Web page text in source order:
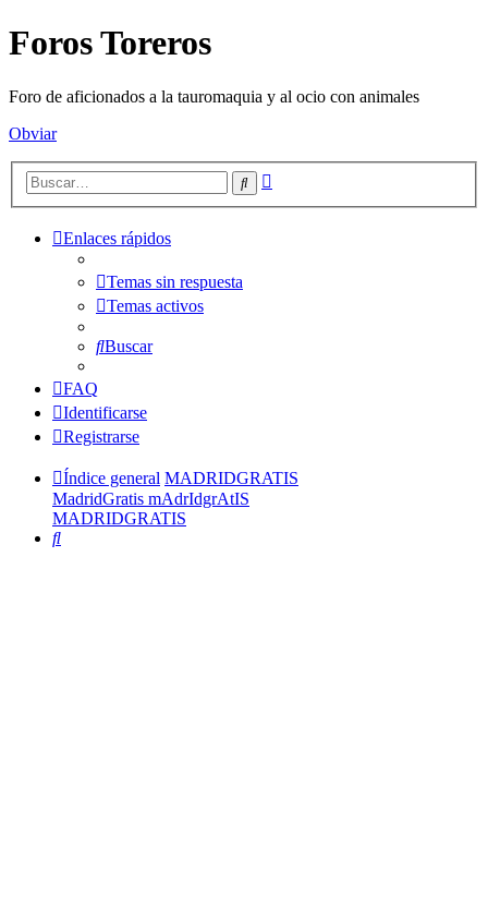
Foros Toreros
Foro de aficionados a la tauromaquia y al ocio con animales
Obviar
Buscar
Enlaces rápidos
Temas sin respuesta
Temas activos
Buscar
FAQ
Identificarse
Registrarse
Índice general MADRIDGRATIS
MadridGratis mAdrIdgrAtIS
MADRIDGRATIS
Buscar